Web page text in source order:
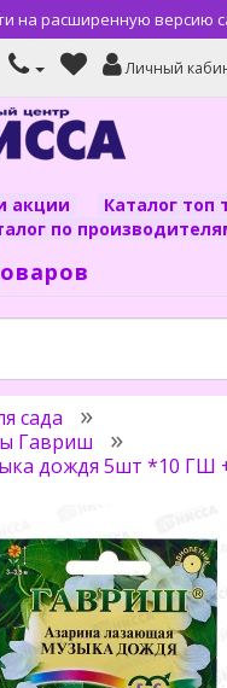
на расширенную версию
Личный
акции
Каталог топ
по
сада
Гавриш
дождя 5шт *10 ГШ